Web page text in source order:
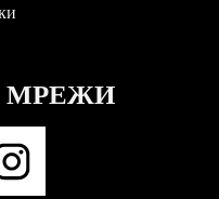
МРЕЖИ